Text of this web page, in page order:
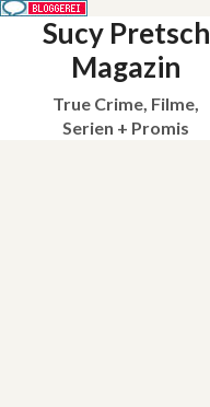
Sucy Pretsch
Magazin
True Crime, Filme,
Serien + Promis